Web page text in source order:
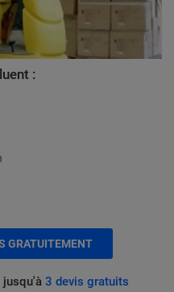
:
GRATUITEMENT
jusqu'à 3 devis gratuits